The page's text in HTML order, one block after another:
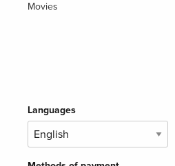
Movies
Languages